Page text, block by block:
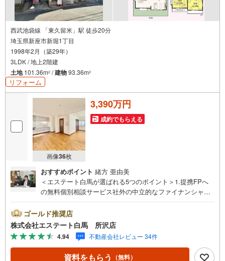
西武池袋線 「東久留米」駅 徒歩20分
埼玉県新座市新堀1丁目
1998年2月（築29年）
3LDK / 地上2階建
土地101.36m2 /建物93.36m2
リフォーム
画像36枚
3,390万円
成約でもらえる
おすすめポイント 緒方 亜由美
＜エステート白馬が選ばれる5つのポイント＞1.提携FPへ
の無料個別相談サービス社外の中立的なファイナンシャル
や学費等も含めてシミュレーションをご提案できます2.物
件情報が豊富所沢市を中心にたくさんの情報をご用意して
おります。インターネット広告前の物件も多数取り揃えて
おります。お客様のご希望エリアをお申し付けください。
3.自社グループでリフォーム、新築請負所沢店の3階はリフ
ゴールド推奨店
株式会社エステート白馬 所沢店
4.94 不動産会社レビュー 34件
資料をもらう （無料）